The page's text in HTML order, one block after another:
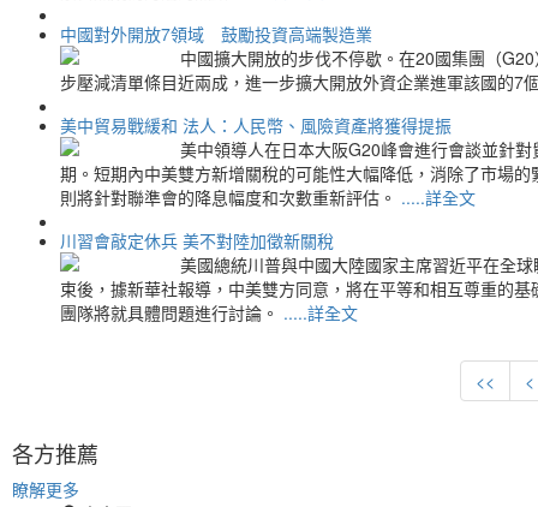
中國對外開放7領域 鼓勵投資高端製造業
中國擴大開放的步伐不停歇。在20國集團（
步壓減清單條目近兩成，進一步擴大開放外資企業進軍該國的7
美中貿易戰緩和 法人：人民幣、風險資產將獲得提振
美中領導人在日本大阪G20峰會進行會談並針
期。短期內中美雙方新增關稅的可能性大幅降低，消除了市場
則將針對聯準會的降息幅度和次數重新評估。 .....詳全文
川習會敲定休兵 美不對陸加徵新關稅
美國總統川普與中國大陸國家主席習近平在全
束後，據新華社報導，中美雙方同意，將在平等和相互尊重的
團隊將就具體問題進行討論。 .....詳全文
<< <
各方推薦
瞭解更多